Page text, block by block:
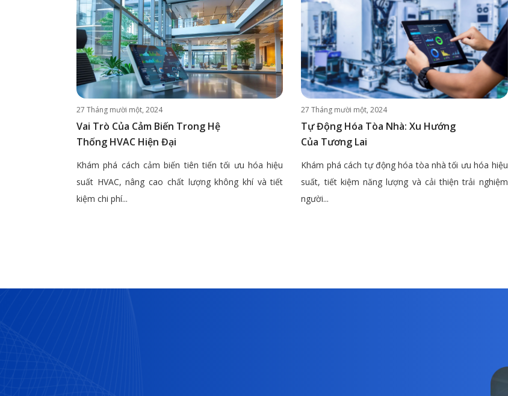
27 Tháng mười một, 2024
Vai Trò Của Cảm Biến Trong Hệ
Thống HVAC Hiện Đại
Khám phá cách cảm biến tiên tiến tối ưu hóa hiệu
suất HVAC, nâng cao chất lượng không khí và tiết
kiệm chi phí...
27 Tháng mười một, 2024
Tự Động Hóa Tòa Nhà: Xu Hướng
Của Tương Lai
Khám phá cách tự động hóa tòa nhà tối ưu hóa hiệu
suất, tiết kiệm năng lượng và cải thiện trải nghiệm
người...